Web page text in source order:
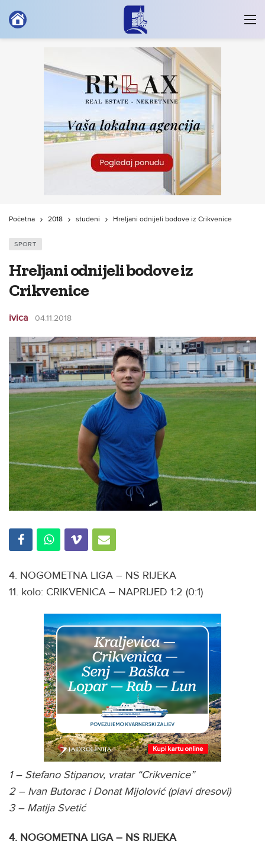
Početna 2018 studeni Hreljani odnijeli bodove iz Crikvenice
SPORT
Hreljani odnijeli bodove iz
Crikvenice
ivica 04.11.2018
4. NOGOMETNA LIGA – NS RIJEKA
11. kolo: CRIKVENICA – NAPRIJED 1:2 (0:1)
1 – Stefano Stipanov, vratar “Crikvenice”
2 – Ivan Butorac i Donat Mijolović (plavi dresovi)
3 – Matija Svetić
4. NOGOMETNA LIGA – NS RIJEKA